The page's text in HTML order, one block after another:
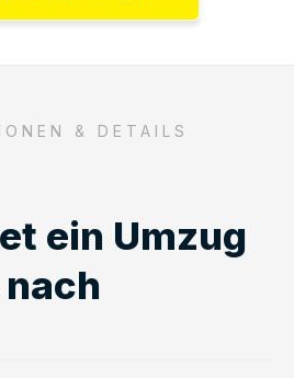
& DETAILS
ein Umzug